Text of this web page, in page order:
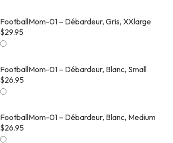
FootballMom-01 – Débardeur, Gris, XXlarge
$29.95
FootballMom-01 – Débardeur, Blanc, Small
$26.95
FootballMom-01 – Débardeur, Blanc, Medium
$26.95